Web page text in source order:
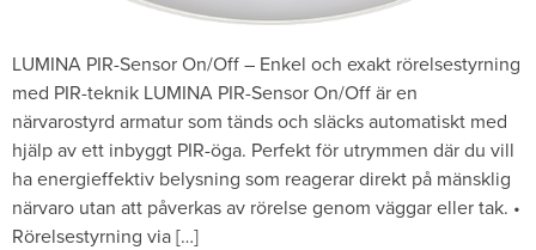
LUMINA PIR-Sensor On/Off – Enkel och exakt rörelsestyrning
med PIR-teknik LUMINA PIR-Sensor On/Off är en
närvarostyrd armatur som tänds och släcks automatiskt med
hjälp av ett inbyggt PIR-öga. Perfekt för utrymmen där du vill
ha energieffektiv belysning som reagerar direkt på mänsklig
närvaro utan att påverkas av rörelse genom väggar eller tak. •
Rörelsestyrning via […]